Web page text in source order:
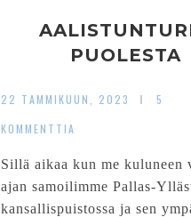
PUOLESTA
22 TAMMIKUUN, 2023
5
KOMMENTTIA
Sillä aikaa kun me kuluneen
ajan samoilimme Pallas-
kansallispuistossa ja sen